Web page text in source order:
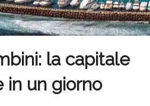
la capitale
in un giorno